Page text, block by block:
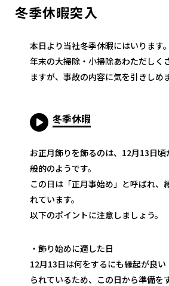
冬季休暇突入
本日より当社冬季休暇にはいります
年末の大掃除・小掃除あわただしく
ますが、事故の内容に気を引きしめ
冬季休暇
お正月飾りを飾るのは、12月13日
般的のようです。
この日は「正月事始め」と呼ばれ、
れています。
以下のポイントに注意しましょう。
・飾り始めに適した日
12月13日は何をするにも縁起が良
られているため、この日から準備を